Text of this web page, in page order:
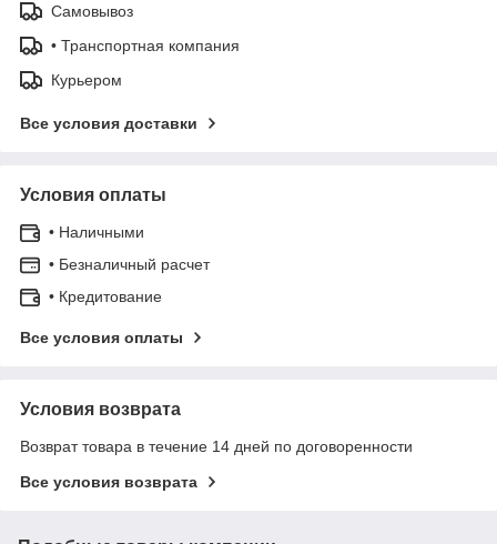
Самовывоз
• Транспортная компания
Курьером
Все условия доставки
Условия оплаты
• Наличными
• Безналичный расчет
• Кредитование
Все условия оплаты
Условия возврата
Возврат товара в течение 14 дней по договоренности
Все условия возврата